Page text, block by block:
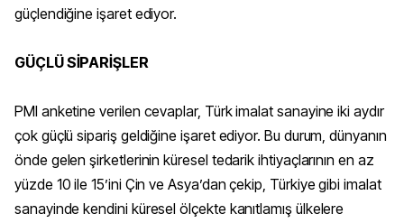
güçlendiğine işaret ediyor.
GÜÇLÜ SİPARİŞLER
PMI anketine verilen cevaplar, Türk imalat sanayine iki aydır
çok güçlü sipariş geldiğine işaret ediyor. Bu durum, dünyanın
önde gelen şirketlerinin küresel tedarik ihtiyaçlarının en az
yüzde 10 ile 15’ini Çin ve Asya’dan çekip, Türkiye gibi imalat
sanayinde kendini küresel ölçekte kanıtlamış ülkelere